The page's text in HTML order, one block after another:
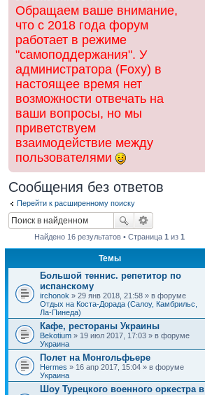
Обращаем ваше внимание,
что с 2018 года форум
работает в режиме
"самоподдержания". У
администратора (Foxy) в
настоящее время нет
возможности отвечать на
ваши вопросы, но мы
приветствуем
взаимодействие между
пользователями
Сообщения без ответов
Перейти к расширенному поиску
Найдено 16 результатов • Страница1 из1
Темы
Большой теннис. репетитор по
испанскому
irchonok » 29 янв 2018, 21:58 » в форуме
Отдых на Коста-Дорада (Салоу, Камбрильс,
Ла-Пинеда)
Кафе, рестораны Украины
Bekotium » 19 июл 2017, 17:03 » в форуме
Украина
Полет на Монгольфьере
Hermes » 16 апр 2017, 15:04 » в форуме
Украина
Шоу Турецкого военного оркестра в